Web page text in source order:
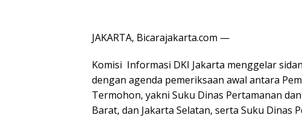
JAKARTA, Bicarajakarta.com —
Komisi Informasi DKI Jakarta menggelar
dengan agenda pemeriksaan awal antara
Termohon, yakni Suku Dinas Pertamanan
Barat, dan Jakarta Selatan, serta Suku Dinas